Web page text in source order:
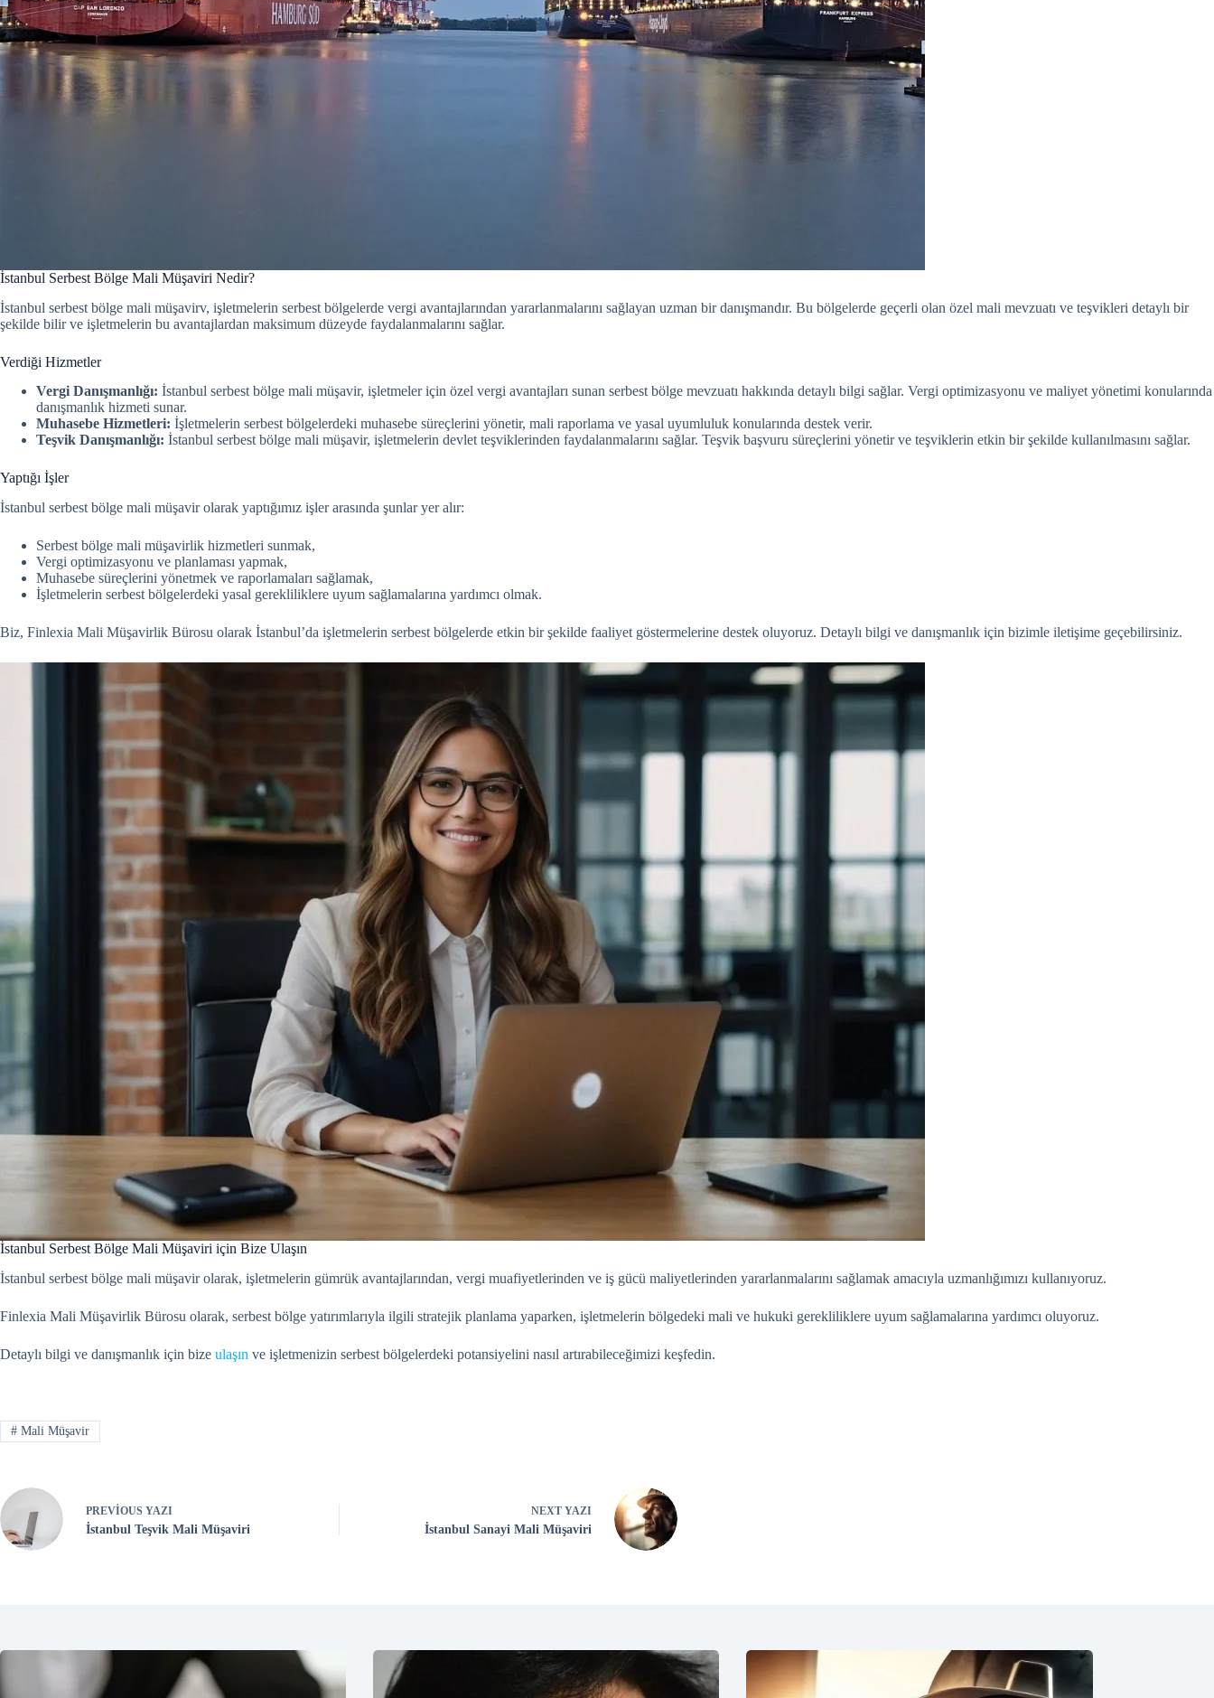
İstanbul Serbest Bölge Mali Müşaviri Nedir?
İstanbul serbest bölge mali müşavirv, işletmelerin serbest bölgelerde vergi avantajlarından yararlanmalarını sağlayan uzman bir danışmandır. Bu bölgelerde geçerli olan özel mali mevzuatı ve teşvikleri detaylı bir
şekilde bilir ve işletmelerin bu avantajlardan maksimum düzeyde faydalanmalarını sağlar.
Verdiği Hizmetler
Vergi Danışmanlığı: İstanbul serbest bölge mali müşavir, işletmeler için özel vergi avantajları sunan serbest bölge mevzuatı hakkında detaylı bilgi sağlar. Vergi optimizasyonu ve maliyet yönetimi konularında
danışmanlık hizmeti sunar.
Muhasebe Hizmetleri: İşletmelerin serbest bölgelerdeki muhasebe süreçlerini yönetir, mali raporlama ve yasal uyumluluk konularında destek verir.
Teşvik Danışmanlığı: İstanbul serbest bölge mali müşavir, işletmelerin devlet teşviklerinden faydalanmalarını sağlar. Teşvik başvuru süreçlerini yönetir ve teşviklerin etkin bir şekilde kullanılmasını sağlar.
Yaptığı İşler
İstanbul serbest bölge mali müşavir olarak yaptığımız işler arasında şunlar yer alır:
Serbest bölge mali müşavirlik hizmetleri sunmak,
Vergi optimizasyonu ve planlaması yapmak,
Muhasebe süreçlerini yönetmek ve raporlamaları sağlamak,
İşletmelerin serbest bölgelerdeki yasal gerekliliklere uyum sağlamalarına yardımcı olmak.
Biz, Finlexia Mali Müşavirlik Bürosu olarak İstanbul’da işletmelerin serbest bölgelerde etkin bir şekilde faaliyet göstermelerine destek oluyoruz. Detaylı bilgi ve danışmanlık için bizimle iletişime geçebilirsiniz.
İstanbul Serbest Bölge Mali Müşaviri için Bize Ulaşın
İstanbul serbest bölge mali müşavir olarak, işletmelerin gümrük avantajlarından, vergi muafiyetlerinden ve iş gücü maliyetlerinden yararlanmalarını sağlamak amacıyla uzmanlığımızı kullanıyoruz.
Finlexia Mali Müşavirlik Bürosu olarak, serbest bölge yatırımlarıyla ilgili stratejik planlama yaparken, işletmelerin bölgedeki mali ve hukuki gerekliliklere uyum sağlamalarına yardımcı oluyoruz.
Detaylı bilgi ve danışmanlık için bize ulaşın ve işletmenizin serbest bölgelerdeki potansiyelini nasıl artırabileceğimizi keşfedin.
#Mali Müşavir
PREVIOUS YAZI
İstanbul Teşvik Mali Müşaviri
NEXT YAZI
İstanbul Sanayi Mali Müşaviri